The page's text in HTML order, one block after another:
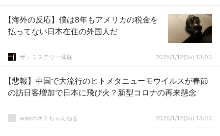
【海外の反応】僕は8年もアメリカの税金を
払ってない日本在住の外国人だ
ザ・ミステリー体験 2025/1/12(Su) 13:03
【悲報】中国で大流行のヒトメタニューモウイルスが春節
の訪日客増加で日本に飛び火？新型コロナの再来懸念
watch＠２ちゃんねる 2025/1/12(Su) 13:03